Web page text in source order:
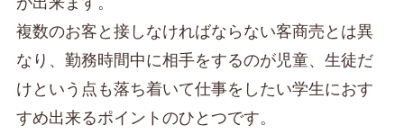
複数のお客と接しなければならない客商売とは異
なり、勤務時間中に相手をするのが児童、生徒だ
けという点も落ち着いて仕事をしたい学生におす
すめ出来るポイントのひとつです。